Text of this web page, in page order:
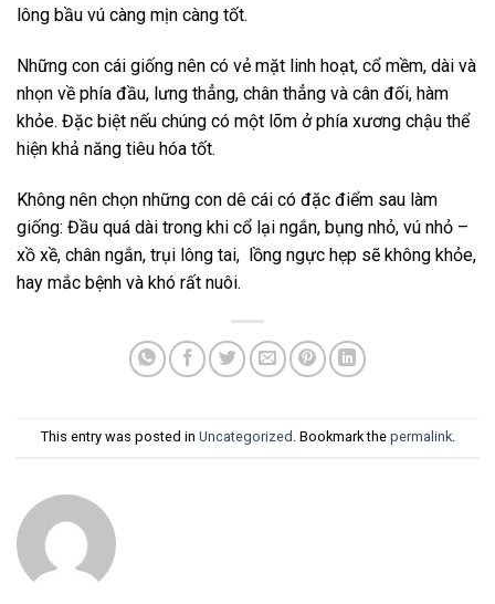
lông bầu vú càng mịn càng tốt.
Những con cái giống nên có vẻ mặt linh hoạt, cổ mềm, dài và
nhọn về phía đầu, lưng thẳng, chân thẳng và cân đối, hàm
khỏe. Đặc biệt nếu chúng có một lõm ở phía xương chậu thể
hiện khả năng tiêu hóa tốt.
Không nên chọn những con dê cái có đặc điểm sau làm
giống: Đầu quá dài trong khi cổ lại ngắn, bụng nhỏ, vú nhỏ –
xồ xề, chân ngắn, trụi lông tai, lồng ngực hẹp sẽ không khỏe,
hay mắc bệnh và khó rất nuôi.
This entry was posted in Uncategorized . Bookmark the permalink.